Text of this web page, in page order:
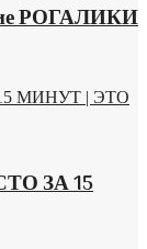
РОГАЛИКИ
МИНУТ | ЭТО
ЗА 15